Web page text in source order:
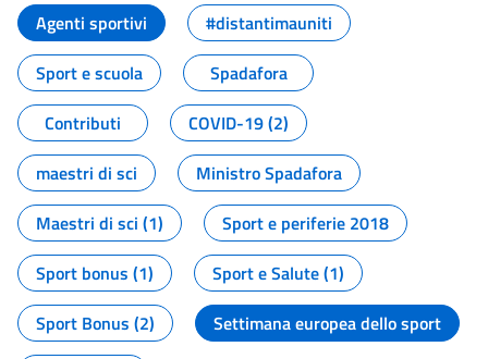
Agenti sportivi
#distantimauniti
Sport e scuola
Spadafora
Contributi
COVID-19 (2)
maestri di sci
Ministro Spadafora
Maestri di sci (1)
Sport e periferie 2018
Sport bonus (1)
Sport e Salute (1)
Sport Bonus (2)
Settimana europea dello sport